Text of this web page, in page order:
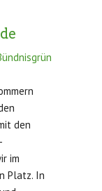
den
im
Platz. In